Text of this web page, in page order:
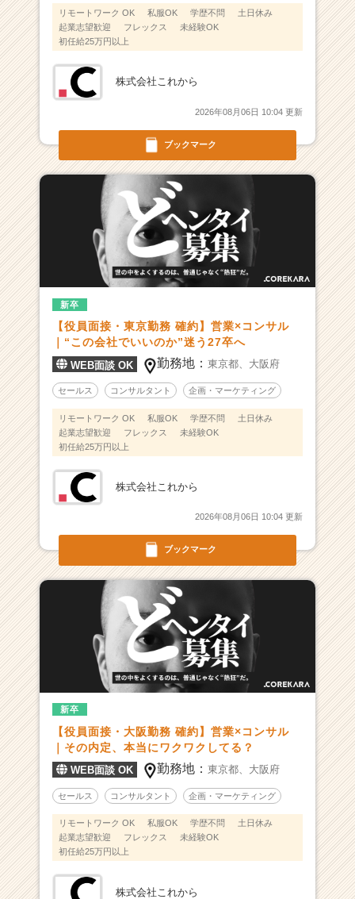
成
長
か
ら
が
届
く
就
活
サ
イ
ト
ア
キ
ャ
リ
ア
（C
h
e
e
C
r）
ブックマーク
リモートワーク OK 私服OK 学歴不問
土日休み
起業志望歓迎
フレックス
未経験OK
初任給25万円以上
株式会社これから
2026年08月06日 10:04 更新
ブックマーク
新卒
【役員面接・東京勤務 確約】営業×コンサル
｜“この会社でいいのか”迷う27卒へ
WEB面談 OK 勤務地：東京都、 大阪府
セールス コンサルタント 企画・マーケティング
リモートワーク OK 私服OK 学歴不問
土日休み
起業志望歓迎
フレックス
未経験OK
初任給25万円以上
株式会社これから
2026年08月06日 10:04 更新
新卒
【役員面接・大阪勤務 確約】営業×コンサル
｜その内定、本当にワクワクしてる？
WEB面談 OK 勤務地：東京都、 大阪府
セールス コンサルタント 企画・マーケティング
リモートワーク OK 私服OK 学歴不問
土日休み
起業志望歓迎
フレックス
未経験OK
初任給25万円以上
株式会社これから